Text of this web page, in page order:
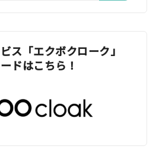
ス「エクボクローク」
ドはこちら！